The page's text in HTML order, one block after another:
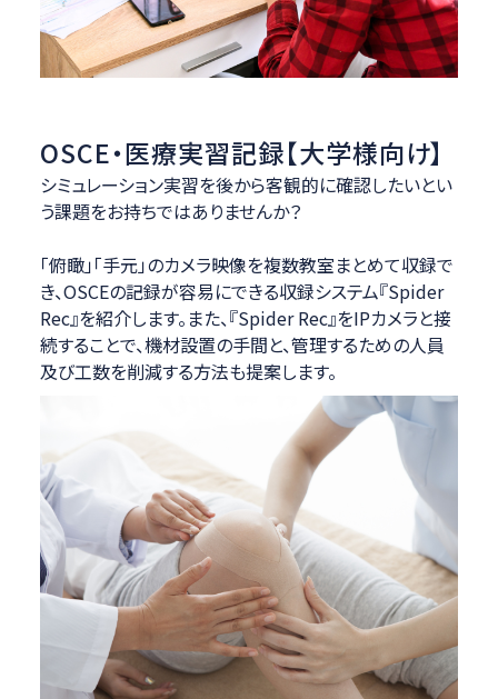
OSCE・医療実習記録【大学様向け】
シミュレーション実習を後から客観的に確認したいとい
う課題をお持ちではありませんか？
「俯瞰」「手元」のカメラ映像を複数教室まとめて収録で
き、OSCEの記録が容易にできる収録システム『Spider
Rec』を紹介します。また、『Spider Rec』をIPカメラと接
続することで、機材設置の手間と、管理するための人員
及び工数を削減する方法も提案します。